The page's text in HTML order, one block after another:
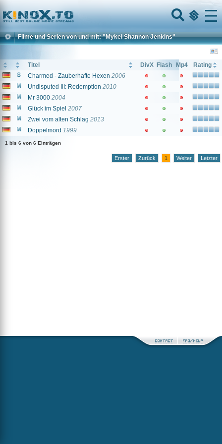
Home
Menu
Filme und Serien von und mit: "Mykel Shannon Jenkins"
Titel DivX Flash Mp4
Rating
Charmed - Zauberhafte Hexen 2006
Undisputed III: Redemption 2010
Mr 3000 2004
Glück im Spiel 2007
Zwei vom alten Schlag 2013
Doppelmord 1999
1 bis 6 von 6 Einträgen
Erster Zurück 1 Weiter Letzter